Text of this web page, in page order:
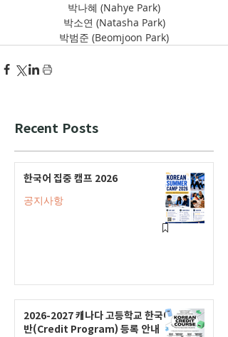
박나혜 (Nahye Park)
박소연 (Natasha Park)
박범준 (Beomjoon Park)
Recent Posts
한국어 집중 캠프 2026
공지사항
2026-2027 캐나다 고등학교 한국어
반(Credit Program) 등록 안내